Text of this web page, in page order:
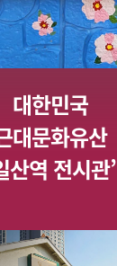
대한민국
대문화유산
산역 전시관’